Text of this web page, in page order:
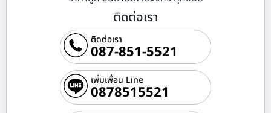
ติดต่อเรา
ติดต่อเรา
087-851-5521
เพิ่มเพื่อน Line
0878515521